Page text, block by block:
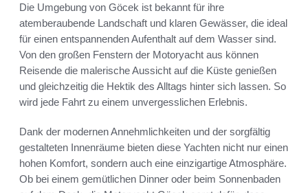
Die Umgebung von Göcek ist bekannt für ihre
atemberaubende Landschaft und klaren Gewässer, die ideal
für einen entspannenden Aufenthalt auf dem Wasser sind.
Von den großen Fenstern der Motoryacht aus können
Reisende die malerische Aussicht auf die Küste genießen
und gleichzeitig die Hektik des Alltags hinter sich lassen. So
wird jede Fahrt zu einem unvergesslichen Erlebnis.
Dank der modernen Annehmlichkeiten und der sorgfältig
gestalteten Innenräume bieten diese Yachten nicht nur einen
hohen Komfort, sondern auch eine einzigartige Atmosphäre.
Ob bei einem gemütlichen Dinner oder beim Sonnenbaden